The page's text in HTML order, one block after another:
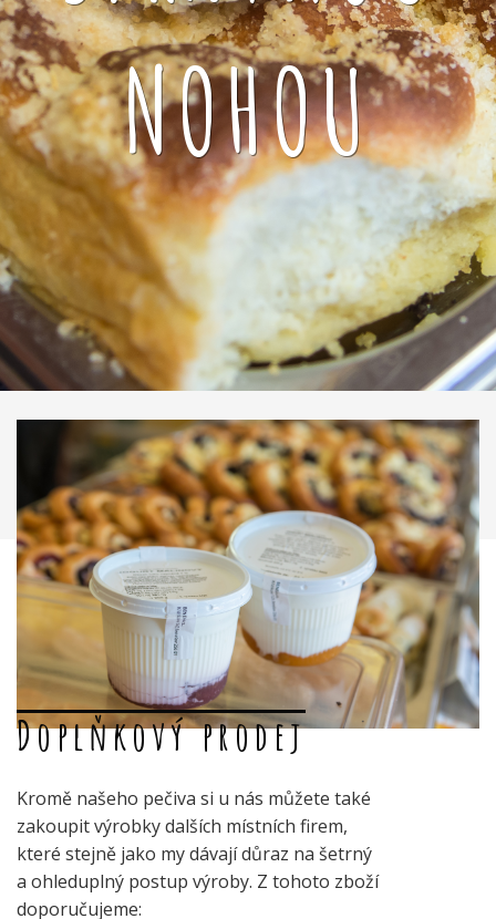
NOHOU
Doplňkový prodej
Kromě našeho pečiva si u nás můžete také
zakoupit výrobky dalších místních firem,
které stejně jako my dávají důraz na šetrný
a ohleduplný postup výroby. Z tohoto zboží
doporučujeme: